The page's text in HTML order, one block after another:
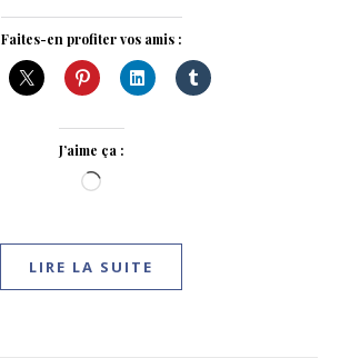
Faites-en profiter vos amis :
J’aime ça :
Chargement…
LIRE LA SUITE